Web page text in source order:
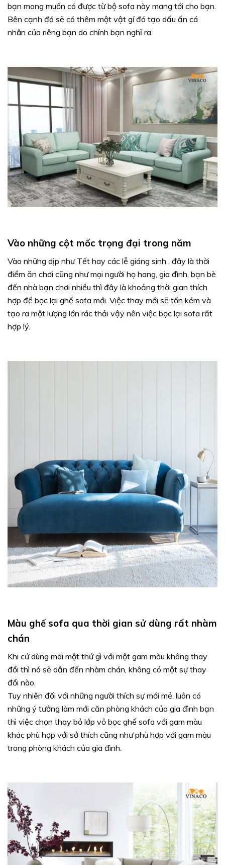
bạn mong muốn có được từ bộ sofa này mang tới cho bạn.
Bên cạnh đó sẽ có thêm một vật gí đó tạo dấu ấn cá
nhân của riêng bạn do chính bạn nghĩ ra.
Vào những cột mốc trọng đại trong năm
Vào những dịp như Tết hay các lễ giáng sinh , đây là thời
điểm ăn chơi cũng như mọi người họ hang, gia đình, bạn bè
đến nhà bạn chơi nhiều thì đây là khoảng thời gian thích
hợp để bọc lại ghế sofa mới. Việc thay mới sẽ tốn kém và
tạo ra một lượng lớn rác thải vậy nên việc bọc lại sofa rất
hợp lý.
Màu ghế sofa qua thời gian sử dùng rất nhàm
chán
Khi cứ dùng mãi một thứ gì với một gam màu không thay
đổi thì nó sẽ dẫn đến nhàm chán, không có một sự thay
đổi nào.
Tuy nhiên đối với những người thích sự mới mẻ, luôn có
những ý tưởng làm mới căn phòng khách của gia đình bạn
thì việc chọn thay bỏ lớp vỏ bọc ghế sofa với gam màu
khác phù hợp với sở thích cũng như phù hợp với gam màu
trong phòng khách của gia đình.